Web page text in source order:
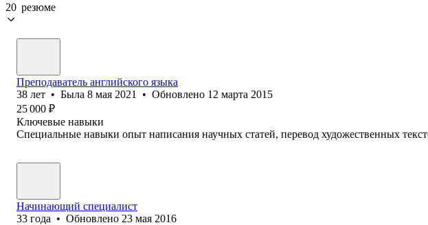
20 резюме
Преподаватель английского языка
38 лет • Была 8 мая 2021 • Обновлено 12 марта 2015
25 000 ₽
Ключевые навыки
Специальные навыки опыт написания научных статей, перевод художественных
Начинающий специалист
33 года • Обновлено 23 мая 2016